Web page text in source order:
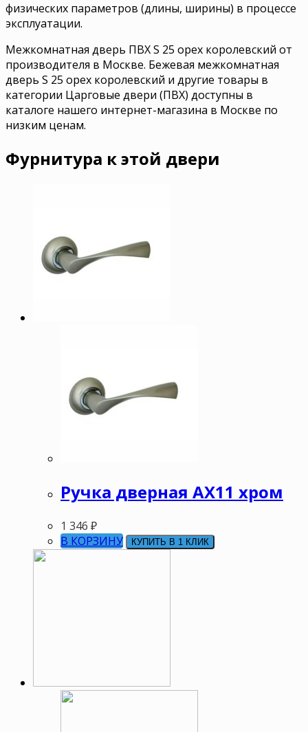
физических параметров (длины, ширины) в процессе
эксплуатации.
Межкомнатная дверь ПВХ S 25 орех королевский от
производителя в Москве. Бежевая межкомнатная
дверь S 25 орех королевский и другие товары в
категории Царговые двери (ПВХ) доступны в
каталоге нашего интернет-магазина в Москве по
низким ценам.
Фурнитура к этой двери
Ручка дверная АХ11 хром
1 346 ₽
В КОРЗИНУ
КУПИТЬ В 1 КЛИК